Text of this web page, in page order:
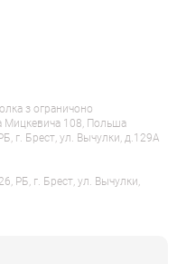
з ограничоно
Мицкевича 108, Польша
г. Брест, ул. Вычулки, д.129А
РБ, г. Брест, ул. Вычулки,